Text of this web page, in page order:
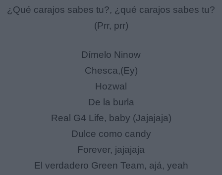
¿Qué carajos sabes tu?, ¿qué carajos sabes tu?
(Prr, prr)
Dímelo Ninow
Chesca,(Ey)
Hozwal
De la burla
Real G4 Life, baby (Jajajaja)
Dulce como candy
Forever, jajajaja
El verdadero Green Team, ajá, yeah